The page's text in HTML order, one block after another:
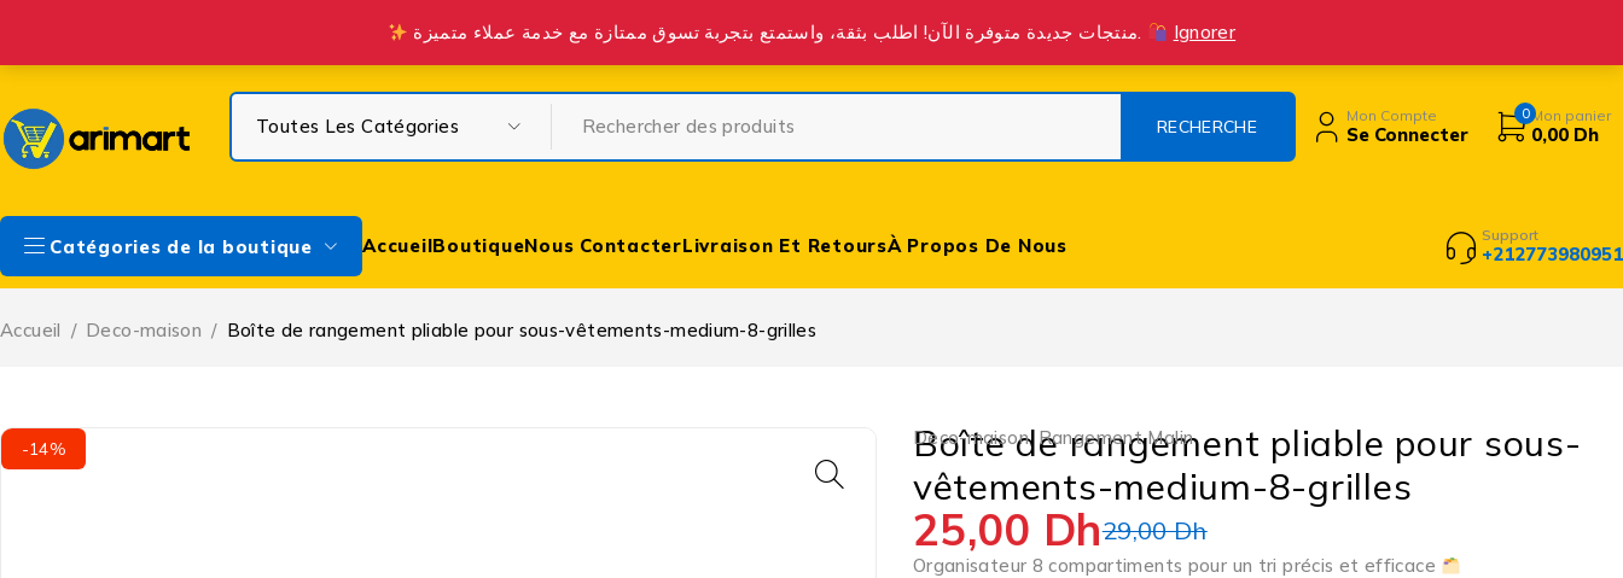
منتجات جديدة متوفرة الآن! اطلب بثقة، واستمتع بتجربة تسوق ممتازة مع خدمة عملاء متميزة. Ignorer
Profitez de la Livraison gratuite à partir de 300 DH sur Casa & à partir de 400 DH partout au Maroc.
Mon Compte
Se Connecter
0 Mon panier
0,00 Dh
Catégories de la boutique AccueilBoutiqueNous ContacterLivraison Et RetoursÀ Propos De Nous Support
+212773980951
Accueil / Deco-maison / Boîte de rangement pliable pour sous-vêtements-medium-8-grilles
-14% Deco-maison, Rangement Malin
Boîte de rangement pliable pour sous-
vêtements-medium-8-grilles
29,00Dh
25,00 Dh
Organisateur 8 compartiments pour un tri précis et efficace